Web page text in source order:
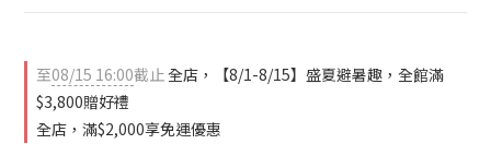
至08/15 16:00截止全店，【8/1-8/15】盛夏避暑趣，全館滿
$3,800贈好禮
全店，滿$2,000享免運優惠